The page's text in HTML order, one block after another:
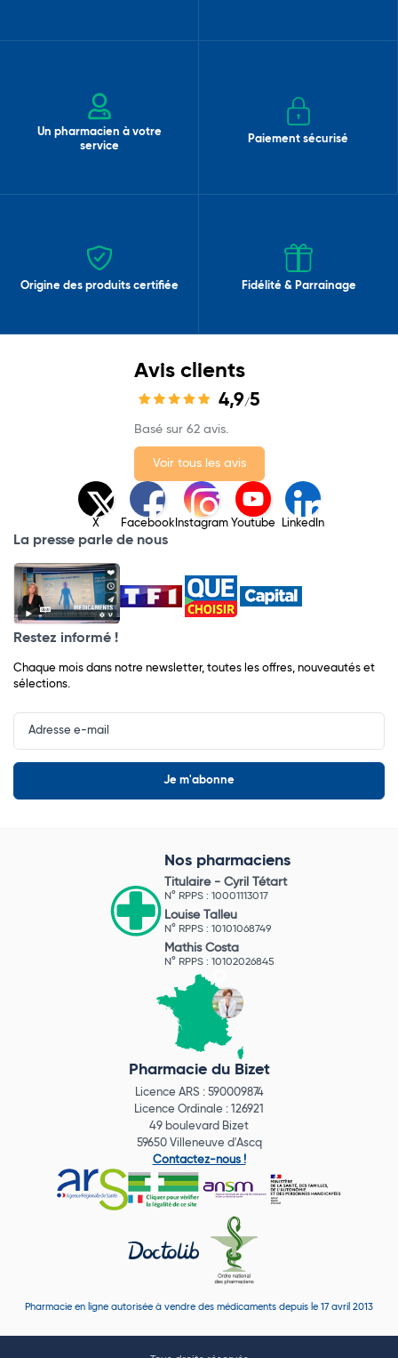
Un pharmacien à votre
service
Paiement sécurisé
Origine des produits certifiée Fidélité & Parrainage
Avis clients
4,9/5
Basé sur 62 avis.
Voir tous les avis
X Facebook Instagram Youtube LinkedIn
La presse parle de nous
Restez informé !
Chaque mois dans notre newsletter, toutes les offres, nouveautés et
sélections.
Input
Newsletter
Nos pharmaciens
Titulaire - Cyril Tétart
N° RPPS : 10001113017
Louise Talleu
N° RPPS : 10101068749
Mathis Costa
N° RPPS : 10102026845
Pharmacie du Bizet
Licence ARS : 590009874
Licence Ordinale : 126921
49 boulevard Bizet
59650 Villeneuve d'Ascq
Contactez-nous !
Pharmacie en ligne autorisée à vendre des médicaments depuis le 17 avril 2013